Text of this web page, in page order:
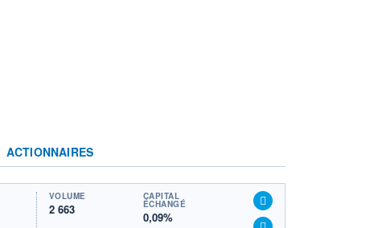
ACTIONNAIRES
VOLUME
2 663
CAPITAL
ÉCHANGÉ
0,09%